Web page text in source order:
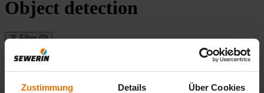
Zustimmung Details Über Cookies
Object detection
Filter(0)
Filter
reset